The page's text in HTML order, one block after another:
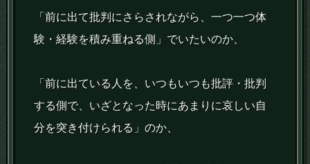
「前に出て批判にさらされながら、一つ一つ体
験・経験を積み重ねる側」でいたいのか、
「前に出ている人を、いつもいつも批評・批判
する側で、いざとなった時にあまりに哀しい自
分を突き付けられる」のか、